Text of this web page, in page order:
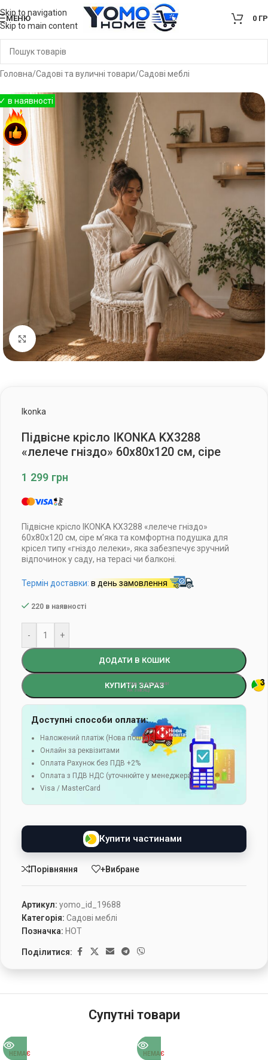
Skip to navigation
Skip to main content
МЕНЮ 0
Головна/Садові та вуличні товари/Садові меблі
Клацніть, щоб збільшити
Ikonka
Підвісне крісло IKONKA KX3288
«лелече гніздо» 60x80x120 см, сіре
1 299 грн
Підвісне крісло IKONKA KX3288 «лелече гніздо»
60x80x120 см, сіре м’яка та комфортна подушка для
крісел типу «гніздо лелеки», яка забезпечує зручний
відпочинок у саду, на терасі чи балконі.
Термін доставки: в день замовлення
220 в наявності
- +
ДОДАТИ В КОШИК
КУПИТИ ЗАРАЗ
Доступні способи оплати:
Наложений платіж (Нова пошта)
Онлайн за реквізитами
Оплата Рахунок без ПДВ +2%
Оплата з ПДВ НДС (уточнюйте у менеджера)
Visa / MasterCard
Купити частинами
Порівняння +Вибране
Артикул: yomo_id_19688
Категорія: Садові меблі
Позначка: HOT
Поділитися:
Супутні товари
НЕМАЄ НЕМАЄ